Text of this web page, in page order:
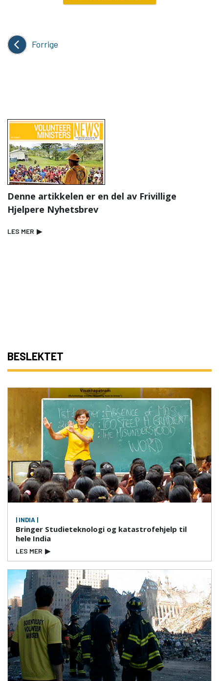
Forrige
Denne artikkelen er en del av Frivillige
Hjelpere Nyhetsbrev
LES MER ▶
BESLEKTET
| INDIA |
Bringer Studieteknologi og katastrofehjelp til
hele India
LES MER ▶